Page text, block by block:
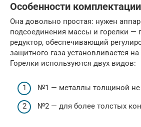
Особенности комплектации
Она довольно простая: нужен
подсоединения массы и горелки —
редуктор, обеспечивающий
защитного газа установливается
Горелки используются двух видов:
№1 — металлы толщиной не
№2 — для более толстых